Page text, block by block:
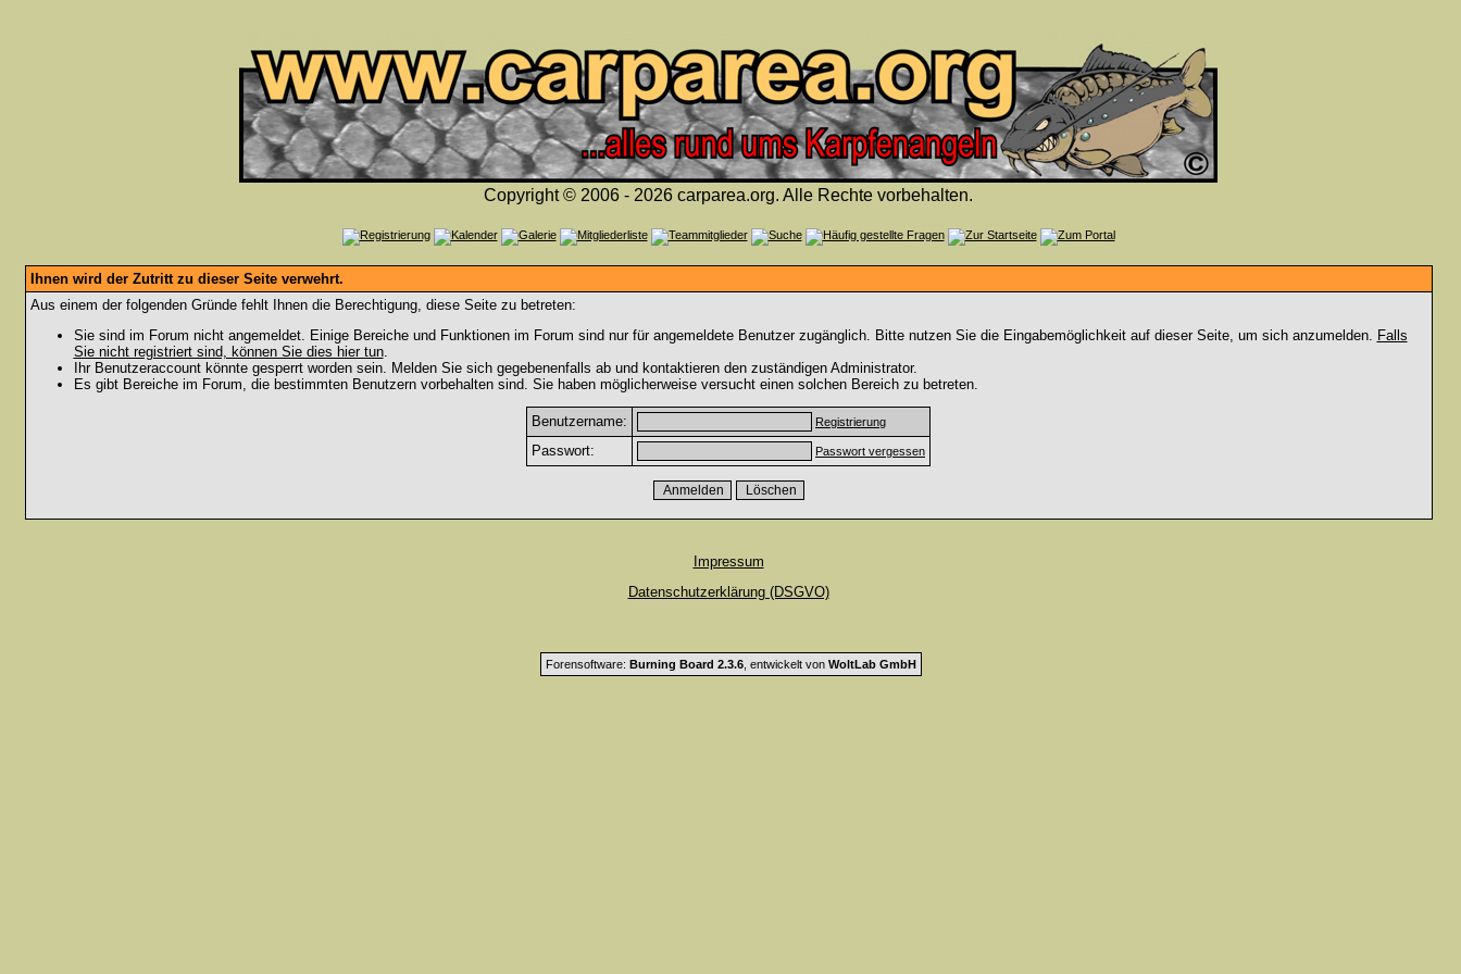
Copyright © 2006 - 2026 carparea.org. Alle Rechte vorbehalten.
Ihnen wird der Zutritt zu dieser Seite verwehrt.
Aus einem der folgenden Gründe fehlt Ihnen die Berechtigung, diese Seite zu betreten:
Sie sind im Forum nicht angemeldet. Einige Bereiche und Funktionen im Forum sind nur für angemeldete Benutzer zugänglich. Bitte nutzen Sie die Eingabemöglichkeit auf dieser Seite, um sich anzumelden. Falls
Sie nicht registriert sind, können Sie dies hier tun.
Ihr Benutzeraccount könnte gesperrt worden sein. Melden Sie sich gegebenenfalls ab und kontaktieren den zuständigen Administrator.
Es gibt Bereiche im Forum, die bestimmten Benutzern vorbehalten sind. Sie haben möglicherweise versucht einen solchen Bereich zu betreten.
Benutzername: Registrierung
Passwort: Passwort vergessen
Impressum
Datenschutzerklärung (DSGVO)
Forensoftware: Burning Board 2.3.6, entwickelt von WoltLab GmbH